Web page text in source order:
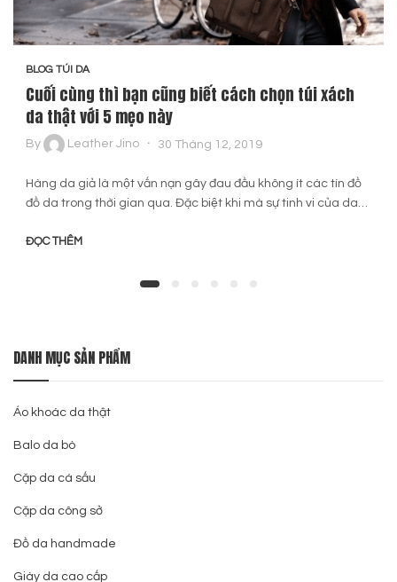
BLOG TÚI DA
Cuối cùng thì bạn cũng biết cách chọn túi xách
da thật với 5 mẹo này
By Leather Jino 30 Tháng 12, 2019
Hàng da giả là một vấn nạn gây đau đầu không ít các tín đồ
đồ da trong thời gian qua. Đặc biệt khi mà sự tinh vi của da…
ĐỌC THÊM
DANH MỤC SẢN PHẨM
Áo khoác da thật
Balo da bò
Cặp da cá sấu
Cặp da công sở
Đồ da handmade
Giày da cao cấp